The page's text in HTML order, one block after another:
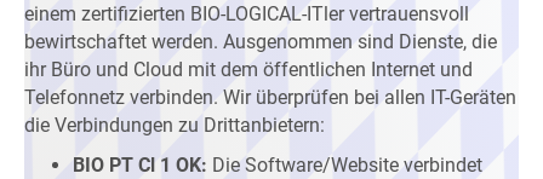
einem zertifizierten BIO-LOGICAL-ITler vertrauensvoll
bewirtschaftet werden. Ausgenommen sind Dienste, die
ihr Büro und Cloud mit dem öffentlichen Internet und
Telefonnetz verbinden. Wir überprüfen bei allen IT-Geräten
die Verbindungen zu Drittanbietern:
BIO PT Cl 1 OK: Die Software/Website verbindet